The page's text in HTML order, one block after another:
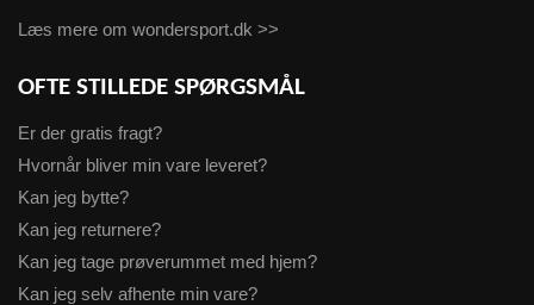
Læs mere om wondersport.dk >>
OFTE STILLEDE SPØRGSMÅL
Er der gratis fragt?
Hvornår bliver min vare leveret?
Kan jeg bytte?
Kan jeg returnere?
Kan jeg tage prøverummet med hjem?
Kan jeg selv afhente min vare?